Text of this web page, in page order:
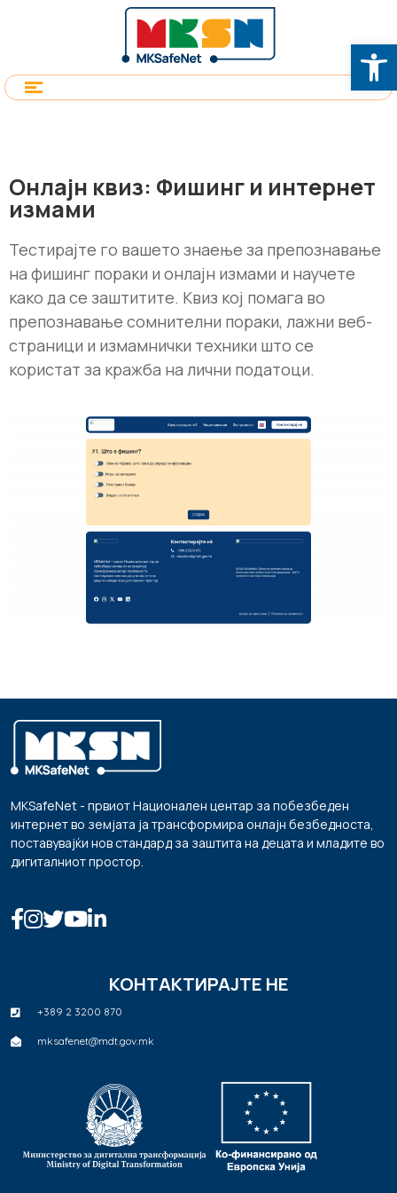
Онлајн квиз: Фишинг и интернет
измами
Тестирајте го вашето знаење за препознавање
на фишинг пораки и онлајн измами и научете
како да се заштитите. Квиз кој помага во
препознавање сомнителни пораки, лажни веб-
страници и измамнички техники што се
користат за кражба на лични податоци.
MKSafeNet - првиот Национален центар за побезбеден
интернет во земјата ја трансформира онлајн безбедноста,
поставувајќи нов стандард за заштита на децата и младите во
дигиталниот простор.
КОНТАКТИРАЈТЕ НЕ
+389 2 3200 870
mksafenet@mdt.gov.mk